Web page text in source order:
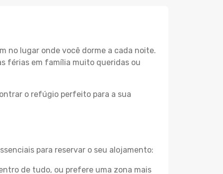
no lugar onde você dorme a cada noite.
férias em família muito queridas ou
o refúgio perfeito para a sua
para reservar o seu alojamento:
de tudo, ou prefere uma zona mais